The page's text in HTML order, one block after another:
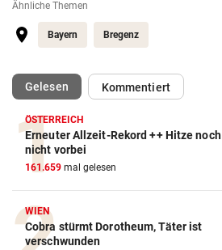
Ähnliche Themen
Bayern Bregenz
Gelesen(ausgewählt)Kommentiert
ÖSTERREICH
Erneuter Allzeit-Rekord ++ Hitze noch
nicht vorbei
161.659 mal gelesen
WIEN
Cobra stürmt Dorotheum, Täter ist
verschwunden